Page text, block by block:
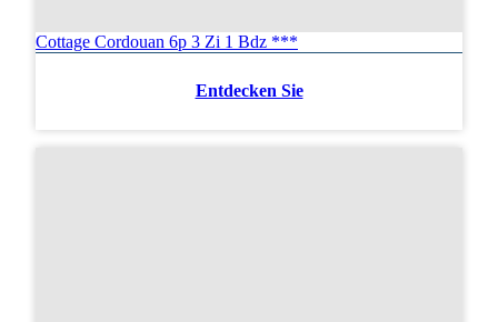
Cottage Cordouan 6p 3 Zi 1 Bdz ***
Entdecken Sie